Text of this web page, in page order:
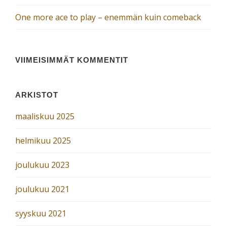
One more ace to play – enemmän kuin comeback
VIIMEISIMMÄT KOMMENTIT
ARKISTOT
maaliskuu 2025
helmikuu 2025
joulukuu 2023
joulukuu 2021
syyskuu 2021